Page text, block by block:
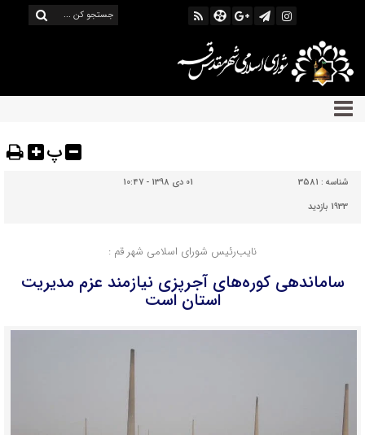
پ
شناسه : 3581
01 دی 1398 - 10:47
1933 بازدید
نایب‌رئیس شورای اسلامی شهر قم :
ساماندهی کوره‌های آجرپزی نیازمند عزم مدیریت
استان است